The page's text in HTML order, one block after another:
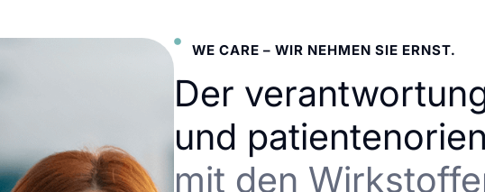
WE CARE – WIR NEHMEN SIE ERNST.
Der
und
mit den